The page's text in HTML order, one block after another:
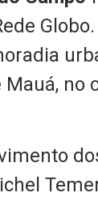
no